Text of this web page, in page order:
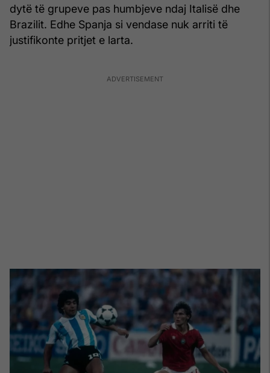
dytë të grupeve pas humbjeve ndaj Italisë dhe
Brazilit. Edhe Spanja si vendase nuk arriti të
justifikonte pritjet e larta.